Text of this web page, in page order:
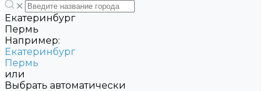
Екатеринбург
Пермь
Например:
Екатеринбург
Пермь
или
Выбрать автоматически